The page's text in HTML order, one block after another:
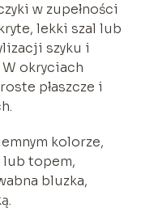
w zupełności
lekki szal lub
szyku i
W okryciach
płaszcze i
kolorze,
lub topem,
bluzka,